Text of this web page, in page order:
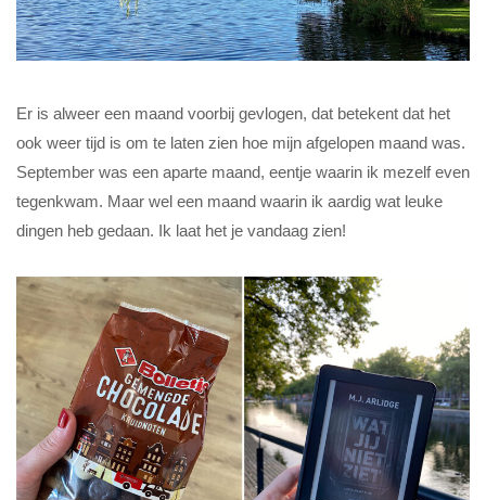
Er is alweer een maand voorbij gevlogen, dat betekent dat het
ook weer tijd is om te laten zien hoe mijn afgelopen maand was.
September was een aparte maand, eentje waarin ik mezelf even
tegenkwam. Maar wel een maand waarin ik aardig wat leuke
dingen heb gedaan. Ik laat het je vandaag zien!